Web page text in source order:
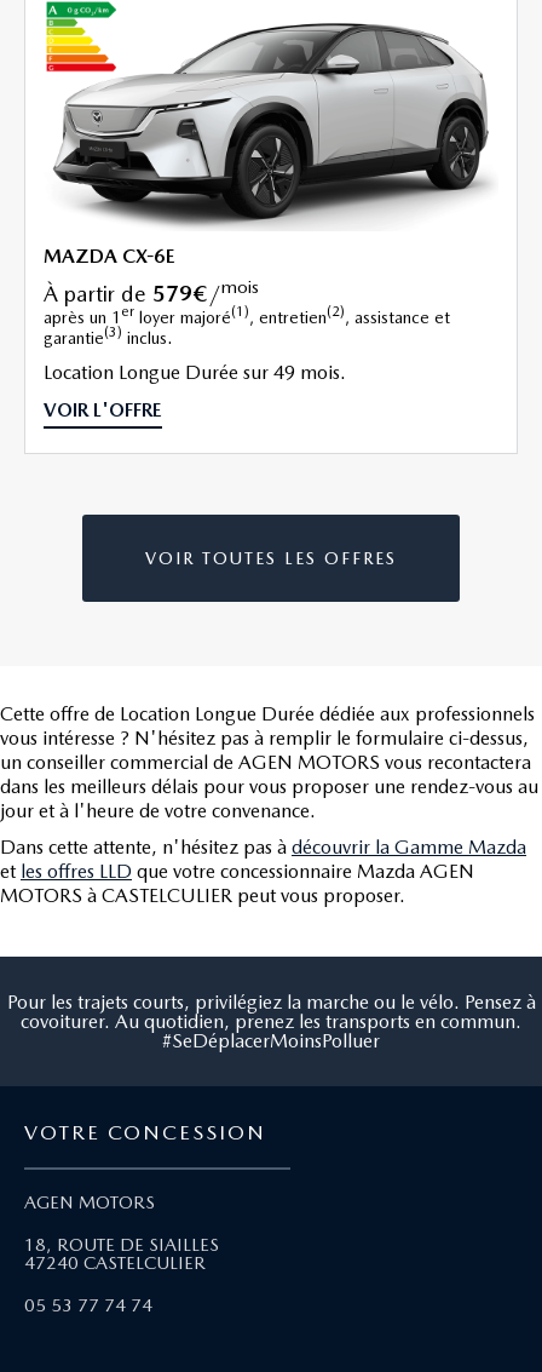
MAZDA CX-6E
à partir de 579€/mois
après un 1 er loyer majoré(1), entretien(2), assistance et
garantie(3) inclus.
Location Longue Durée sur 49 mois.
VOIR L'OFFRE
VOIR TOUTES LES OFFRES
Cette offre de Location Longue Durée dédiée aux professionnels
vous intéresse ? N'hésitez pas à remplir le formulaire ci-dessus,
un conseiller commercial de AGEN MOTORS vous recontactera
dans les meilleurs délais pour vous proposer une rendez-vous au
jour et à l'heure de votre convenance.
Dans cette attente, n'hésitez pas à découvrir la Gamme Mazda
et les offres LLD que votre concessionnaire Mazda AGEN
MOTORS à CASTELCULIER peut vous proposer.
Pour les trajets courts, privilégiez la marche ou le vélo. Pensez à
covoiturer. Au quotidien, prenez les transports en commun.
#SeDéplacerMoinsPolluer
VOTRE CONCESSION
AGEN MOTORS
18, ROUTE DE SIAILLES
47240 CASTELCULIER
05 53 77 74 74